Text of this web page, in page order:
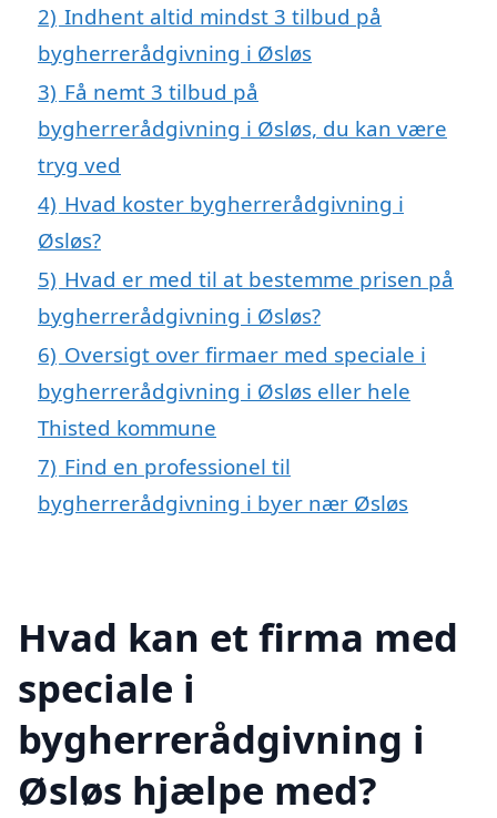
2) Indhent altid mindst 3 tilbud på
bygherrerådgivning i Øsløs
3) Få nemt 3 tilbud på
bygherrerådgivning i Øsløs, du kan være
tryg ved
4) Hvad koster bygherrerådgivning i
Øsløs?
5) Hvad er med til at bestemme prisen på
bygherrerådgivning i Øsløs?
6) Oversigt over firmaer med speciale i
bygherrerådgivning i Øsløs eller hele
Thisted kommune
7) Find en professionel til
bygherrerådgivning i byer nær Øsløs
Hvad kan et firma med
speciale i
bygherrerådgivning i
Øsløs hjælpe med?